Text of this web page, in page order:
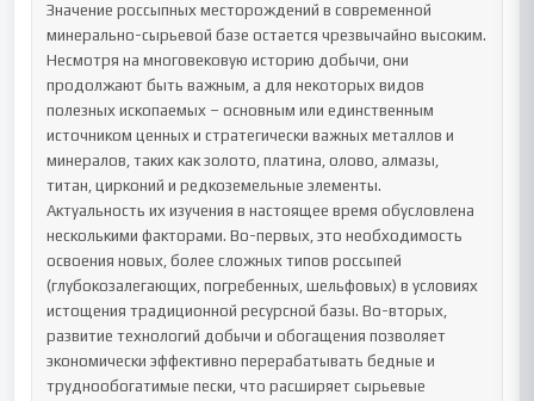
Значение россыпных месторождений в современной
минерально-сырьевой базе остается чрезвычайно высоким.
Несмотря на многовековую историю добычи, они
продолжают быть важным, а для некоторых видов
полезных ископаемых – основным или единственным
источником ценных и стратегически важных металлов и
минералов, таких как золото, платина, олово, алмазы,
титан, цирконий и редкоземельные элементы.
Актуальность их изучения в настоящее время обусловлена
несколькими факторами. Во-первых, это необходимость
освоения новых, более сложных типов россыпей
(глубокозалегающих, погребенных, шельфовых) в условиях
истощения традиционной ресурсной базы. Во-вторых,
развитие технологий добычи и обогащения позволяет
экономически эффективно перерабатывать бедные и
труднообогатимые пески, что расширяет сырьевые